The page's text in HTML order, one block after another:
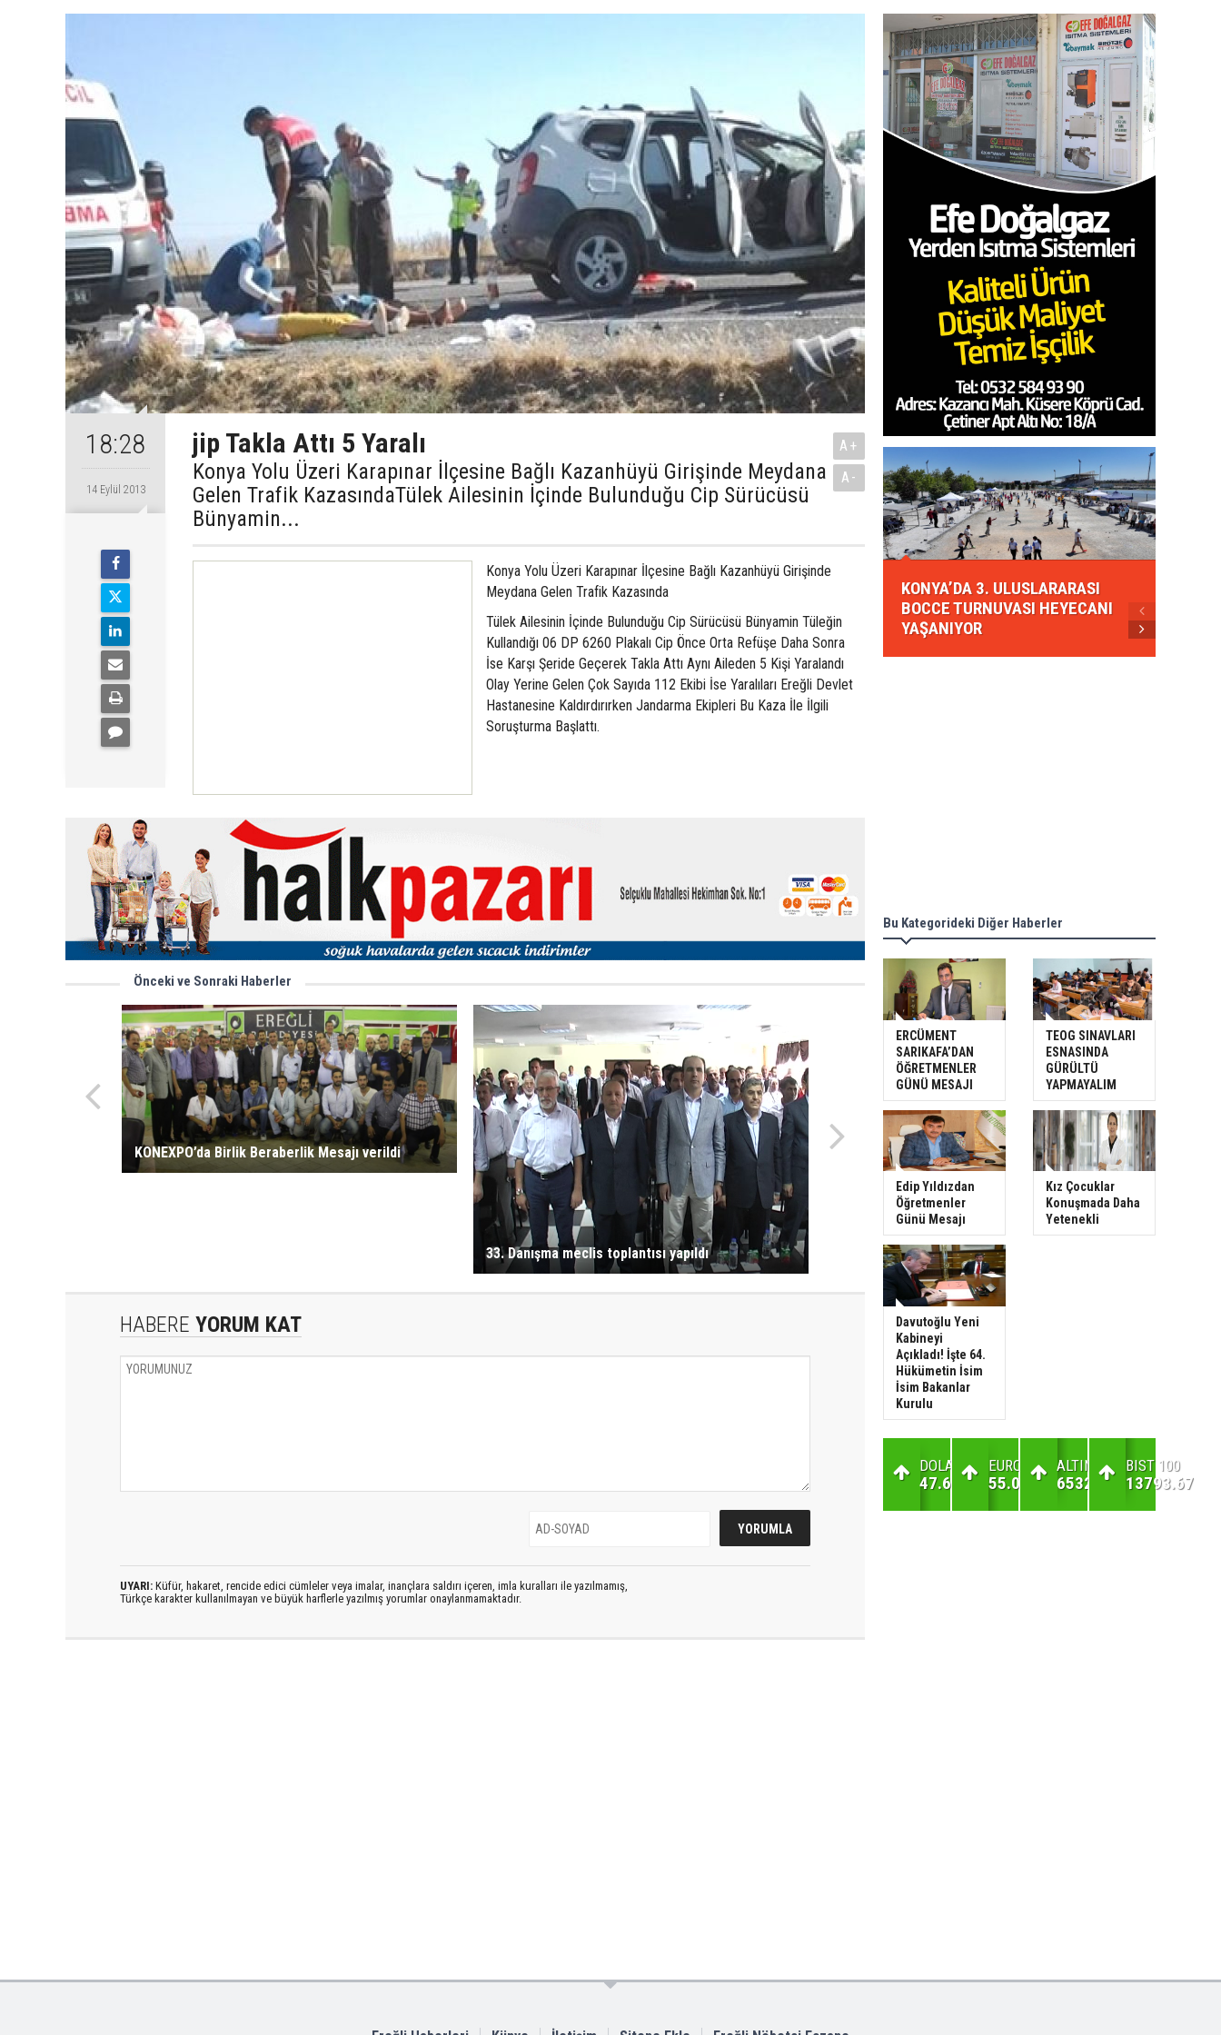
18:28
14 Eylül 2013
jip Takla Attı 5 Yaralı
Konya Yolu Üzeri Karapınar İlçesine Bağlı Kazanhüyü Girişinde Meydana
Gelen Trafik KazasındaTülek Ailesinin İçinde Bulunduğu Cip Sürücüsü
Bünyamin...
A+
A-
Konya Yolu Üzeri Karapınar İlçesine Bağlı Kazanhüyü Girişinde
Meydana Gelen Trafik Kazasında
Tülek Ailesinin İçinde Bulunduğu Cip Sürücüsü Bünyamin Tüleğin
Kullandığı 06 DP 6260 Plakalı Cip Önce Orta Refüşe Daha Sonra
İse Karşı Şeride Geçerek Takla Attı Aynı Aileden 5 Kişi Yaralandı
Olay Yerine Gelen Çok Sayıda 112 Ekibi İse Yaralıları Ereğli Devlet
Hastanesine Kaldırdırırken Jandarma Ekipleri Bu Kaza İle İlgili
Soruşturma Başlattı.
Önceki ve Sonraki Haberler
KONEXPO’da Birlik Beraberlik Mesajı verildi
33. Danışma meclis toplantısı yapıldı
HABERE YORUM KAT
UYARI: Küfür, hakaret, rencide edici cümleler veya imalar, inançlara saldırı içeren, imla kuralları ile yazılmamış,
Türkçe karakter kullanılmayan ve büyük harflerle yazılmış yorumlar onaylanmamaktadır.
KONYA’DA 3. ULUSLARARASI
BOCCE TURNUVASI HEYECANI
YAŞANIYOR
Bu Kategorideki Diğer Haberler
ERCÜMENT
SARIKAFA’DAN
ÖĞRETMENLER
GÜNÜ MESAJI
TEOG SINAVLARI
ESNASINDA
GÜRÜLTÜ
YAPMAYALIM
Edip Yıldızdan
Öğretmenler
Günü Mesajı
Kız Çocuklar
Konuşmada Daha
Yetenekli
Davutoğlu Yeni
Kabineyi
Açıkladı! İşte 64.
Hükümetin İsim
İsim Bakanlar
Kurulu
DOLAR
47.6
EURO
55.06
ALTIN
6532.3
BIST 100
13793.67